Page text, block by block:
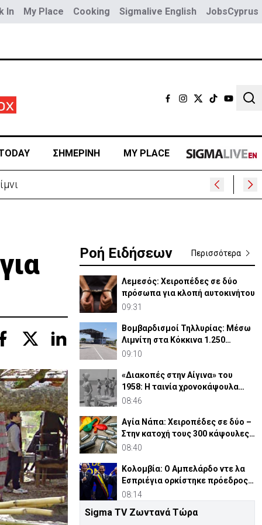
In My Place Cooking Sigmalive English JobsCyprus
ΣΗΜΕΡΙΝΗ MY PLACE
Ροή Ειδήσεων Περισσότερα
Λεμεσός: Χειροπέδες σε δύο
πρόσωπα για κλοπή αυτοκινήτου
09:31
Βομβαρδισμοί Τηλλυρίας: Μέσω
Λιμνίτη στα Κόκκινα 1.250
Τουρκοκύπριοι
09:10
«Διακοπές στην Αίγινα» του
1958: Η ταινία χρονοκάψουλα
μιας Ελλάδας που χάθηκε
08:46
Αγία Νάπα: Χειροπέδες σε δύο –
Στην κατοχή τους 300 κάψουλες
«laughing gas»
08:40
Κολομβία: Ο Αμπελάρδο ντε λα
Εσπριέγια ορκίστηκε πρόεδρος
της χώρας
08:14
Τηλλυρία: 62 χρόνια από τους
Sigma TV Ζωντανά Τώρα